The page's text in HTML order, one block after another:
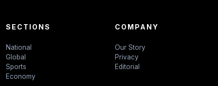
SECTIONS
National
Global
Sports
Economy
COMPANY
Our Story
Privacy
Editorial